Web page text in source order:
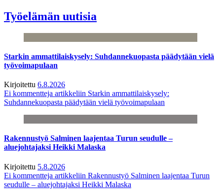
Työelämän uutisia
Starkin ammattilaiskysely: Suhdannekuopasta päädytään vielä
työvoimapulaan
Kirjoitettu 6.8.2026
Ei kommentteja artikkeliin Starkin ammattilaiskysely:
Suhdannekuopasta päädytään vielä työvoimapulaan
Rakennustyö Salminen laajentaa Turun seudulle –
aluejohtajaksi Heikki Malaska
Kirjoitettu 5.8.2026
Ei kommentteja artikkeliin Rakennustyö Salminen laajentaa Turun
seudulle – aluejohtajaksi Heikki Malaska